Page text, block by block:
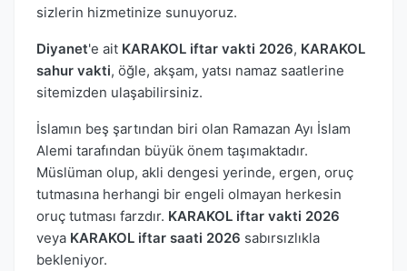
sizlerin hizmetinize sunuyoruz.
Diyanet'e ait KARAKOL iftar vakti 2026, KARAKOL
sahur vakti, öğle, akşam, yatsı namaz saatlerine
sitemizden ulaşabilirsiniz.
İslamın beş şartından biri olan Ramazan Ayı İslam
Alemi tarafından büyük önem taşımaktadır.
Müslüman olup, akli dengesi yerinde, ergen, oruç
tutmasına herhangi bir engeli olmayan herkesin
oruç tutması farzdır. KARAKOL iftar vakti 2026
veya KARAKOL iftar saati 2026 sabırsızlıkla
bekleniyor.